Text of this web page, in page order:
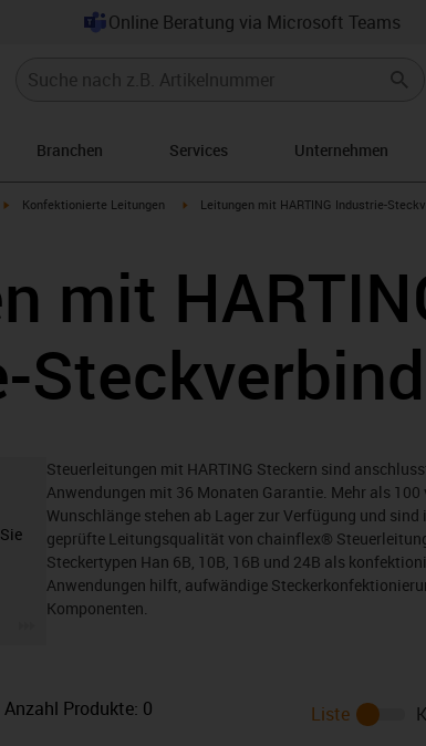
Online Beratung via Microsoft Teams
Branchen Services Unternehmen
igus-icon-arrow-right
Konfektionierte Leitungen igus-icon-arrow-right
Leitungen mit HARTING Industrie-
mit
Steuerleitungen mit HARTING Steckern sind
Anwendungen mit 36 Monaten Garantie. Mehr als
Wunschlänge stehen ab Lager zur Verfügung und
geprüfte Leitungsqualität von chainflex®
Steckertypen Han 6B, 10B, 16B und 24B als
Anwendungen hilft, aufwändige
Komponenten.
igus-icon-3arrow
Anzahl Produkte: 0 Liste